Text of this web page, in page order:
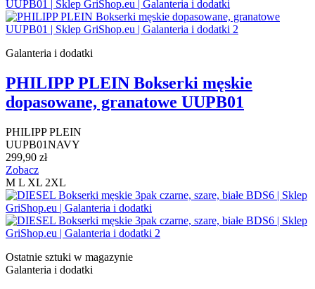
Galanteria i dodatki
PHILIPP PLEIN Bokserki męskie
dopasowane, granatowe UUPB01
PHILIPP PLEIN
UUPB01NAVY
299,90 zł
Zobacz
M L XL 2XL
Ostatnie sztuki w magazynie
Galanteria i dodatki